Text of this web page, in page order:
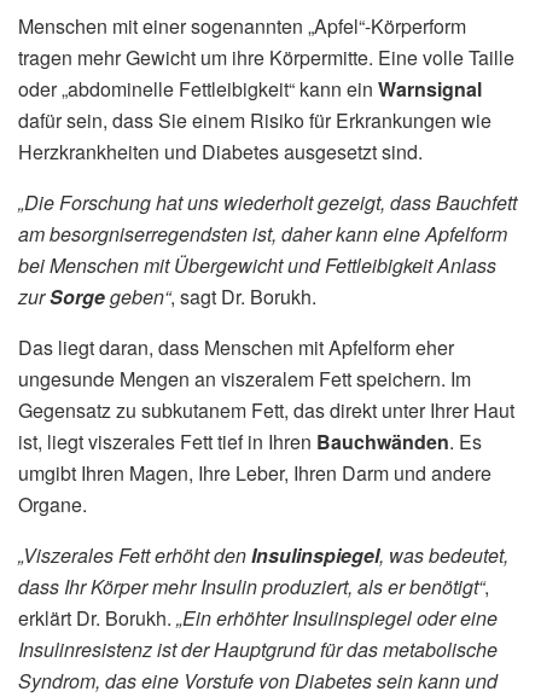
Menschen mit einer sogenannten „Apfel“-Körperform
tragen mehr Gewicht um ihre Körpermitte. Eine volle Taille
oder „abdominelle Fettleibigkeit“ kann ein Warnsignal
dafür sein, dass Sie einem Risiko für Erkrankungen wie
Herzkrankheiten und Diabetes ausgesetzt sind.
„Die Forschung hat uns wiederholt gezeigt, dass Bauchfett
am besorgniserregendsten ist, daher kann eine Apfelform
bei Menschen mit Übergewicht und Fettleibigkeit Anlass
zurSorgegeben“, sagt Dr. Borukh.
Das liegt daran, dass Menschen mit Apfelform eher
ungesunde Mengen an viszeralem Fett speichern. Im
Gegensatz zu subkutanem Fett, das direkt unter Ihrer Haut
ist, liegt viszerales Fett tief in Ihren Bauchwänden. Es
umgibt Ihren Magen, Ihre Leber, Ihren Darm und andere
Organe.
„Viszerales Fett erhöht denInsulinspiegel, was bedeutet,
dass Ihr Körper mehr Insulin produziert, als er benötigt“,
erklärt Dr. Borukh. „Ein erhöhter Insulinspiegel oder eine
Insulinresistenz ist der Hauptgrund für das metabolische
Syndrom, das eine Vorstufe von Diabetes sein kann und